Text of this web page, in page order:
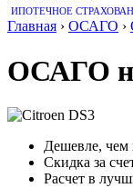
ИПОТЕЧНОЕ
Главная › ОСАГО ›
ОСАГО
Дешевле, чем
Скидка за
Расчет в